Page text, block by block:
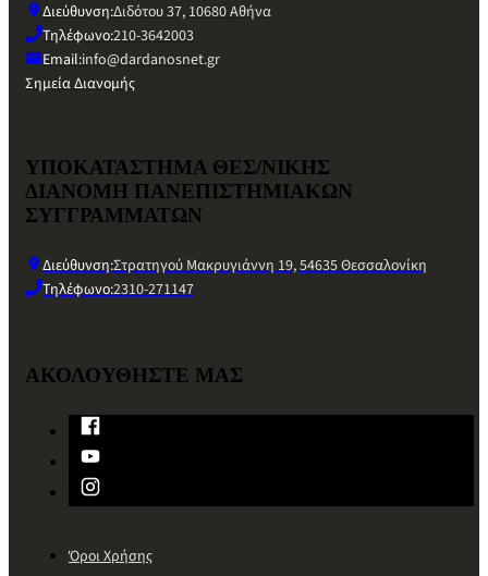
Διεύθυνση:Διδότου 37, 10680 Αθήνα
Τηλέφωνο:210-3642003
Email:info@dardanosnet.gr
Σημεία Διανομής
ΥΠΟΚΑΤΑΣΤΗΜΑ ΘΕΣ/ΝΙΚΗΣ
ΔΙΑΝΟΜΗ ΠΑΝΕΠΙΣΤΗΜΙΑΚΩΝ
ΣΥΓΓΡΑΜΜΑΤΩΝ
Διεύθυνση:Στρατηγού Μακρυγιάννη 19, 54635 Θεσσαλονίκη
Τηλέφωνο:2310-271147
ΑΚΟΛΟΥΘΗΣΤΕ ΜΑΣ
Όροι Χρήσης